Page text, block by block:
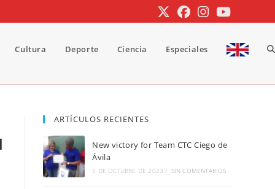
Cultura Deporte Ciencia Especiales
ARTÍCULOS RECIENTES
New victory for Team CTC Ciego de
Ávila
5 DE OCTUBRE DE 2023 / SIN COMENTARIOS